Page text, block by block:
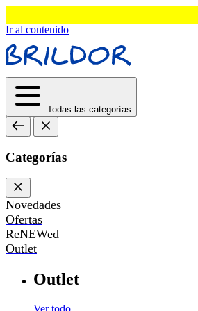
Ir al contenido
Todas las categorías
Categorías
Novedades
Ofertas
ReNEWed
Outlet
Outlet